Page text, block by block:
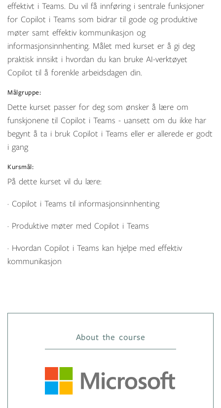
effektivt i Teams. Du vil få innføring i sentrale funksjoner
for Copilot i Teams som bidrar til gode og produktive
møter samt effektiv kommunikasjon og
informasjonsinnhenting. Målet med kurset er å gi deg
praktisk innsikt i hvordan du kan bruke AI-verktøyet
Copilot til å forenkle arbeidsdagen din.
Målgruppe:
Dette kurset passer for deg som ønsker å lære om
funskjonene til Copilot i Teams - uansett om du ikke har
begynt å ta i bruk Copilot i Teams eller er allerede er godt
i gang
Kursmål:
På dette kurset vil du lære:
· Copilot i Teams til informasjonsinnhenting
· Produktive møter med Copilot i Teams
· Hvordan Copilot i Teams kan hjelpe med effektiv
kommunikasjon
About the course